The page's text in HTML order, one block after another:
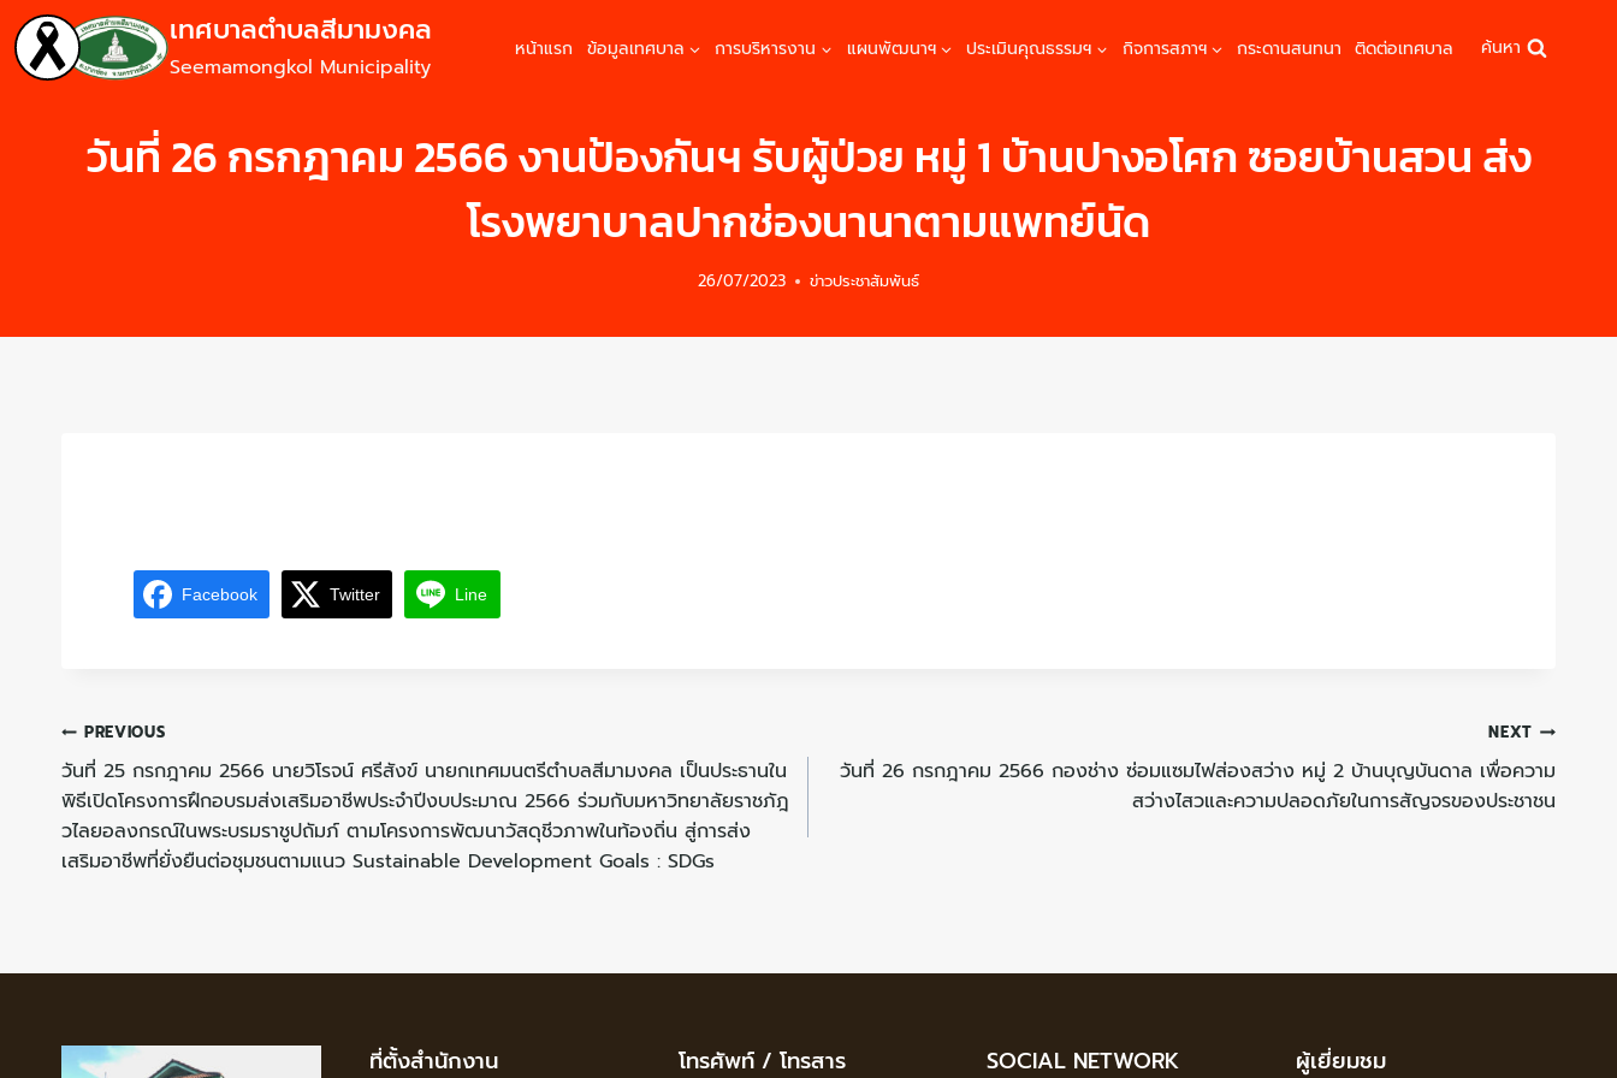
เทศบาลตำบลสีมามงคล
Seemamongkol Municipality
หน้าแรก ข้อมูลเทศบาล การบริหารงาน แผนพัฒนาฯ ประเมินคุณธรรมฯ กิจการสภาฯ กระดานสนทนา ติดต่อเทศบาล ค้นหา
วันที่ 26 กรกฎาคม 2566 งานป้องกันฯ รับผู้ป่วย หมู่ 1 บ้านปางอโศก ซอยบ้านสวน ส่ง
โรงพยาบาลปากช่องนานาตามแพทย์นัด
26/07/2023 ข่าวประชาสัมพันธ์
Facebook Twitter Line
PREVIOUS
วันที่ 25 กรกฎาคม 2566 นายวิโรจน์ ศรีสังข์ นายกเทศมนตรีตำบลสีมามงคล เป็นประธานใน
พิธีเปิดโครงการฝึกอบรมส่งเสริมอาชีพประจำปีงบประมาณ 2566 ร่วมกับมหาวิทยาลัยราชภัฎ
วไลยอลงกรณ์ในพระบรมราชูปถัมภ์ ตามโครงการพัฒนาวัสดุชีวภาพในท้องถิ่น สู่การส่ง
เสริมอาชีพที่ยั่งยืนต่อชุมชนตามแนว Sustainable Development Goals : SDGs
NEXT
วันที่ 26 กรกฎาคม 2566 กองช่าง ซ่อมแซมไฟส่องสว่าง หมู่ 2 บ้านบุญบันดาล เพื่อความ
สว่างไสวและความปลอดภัยในการสัญจรของประชาชน
ที่ตั้งสำนักงาน โทรศัพท์ / โทรสาร SOCIAL NETWORK ผู้เยี่ยมชม